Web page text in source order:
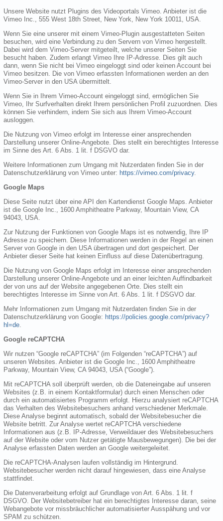
Unsere Website nutzt Plugins des Videoportals Vimeo. Anbieter ist die
Vimeo Inc., 555 West 18th Street, New York, New York 10011, USA.
Wenn Sie eine unserer mit einem Vimeo-Plugin ausgestatteten Seiten
besuchen, wird eine Verbindung zu den Servern von Vimeo hergestellt.
Dabei wird dem Vimeo-Server mitgeteilt, welche unserer Seiten Sie
besucht haben. Zudem erlangt Vimeo Ihre IP-Adresse. Dies gilt auch
dann, wenn Sie nicht bei Vimeo eingeloggt sind oder keinen Account bei
Vimeo besitzen. Die von Vimeo erfassten Informationen werden an den
Vimeo-Server in den USA übermittelt.
Wenn Sie in Ihrem Vimeo-Account eingeloggt sind, ermöglichen Sie
Vimeo, Ihr Surfverhalten direkt Ihrem persönlichen Profil zuzuordnen. Dies
können Sie verhindern, indem Sie sich aus Ihrem Vimeo-Account
ausloggen.
Die Nutzung von Vimeo erfolgt im Interesse einer ansprechenden
Darstellung unserer Online-Angebote. Dies stellt ein berechtigtes Interesse
im Sinne des Art. 6 Abs. 1 lit. f DSGVO dar.
Weitere Informationen zum Umgang mit Nutzerdaten finden Sie in der
Datenschutzerklärung von Vimeo unter: https://vimeo.com/privacy.
Google Maps
Diese Seite nutzt über eine API den Kartendienst Google Maps. Anbieter
ist die Google Inc., 1600 Amphitheatre Parkway, Mountain View, CA
94043, USA.
Zur Nutzung der Funktionen von Google Maps ist es notwendig, Ihre IP
Adresse zu speichern. Diese Informationen werden in der Regel an einen
Server von Google in den USA übertragen und dort gespeichert. Der
Anbieter dieser Seite hat keinen Einfluss auf diese Datenübertragung.
Die Nutzung von Google Maps erfolgt im Interesse einer ansprechenden
Darstellung unserer Online-Angebote und an einer leichten Auffindbarkeit
der von uns auf der Website angegebenen Orte. Dies stellt ein
berechtigtes Interesse im Sinne von Art. 6 Abs. 1 lit. f DSGVO dar.
Mehr Informationen zum Umgang mit Nutzerdaten finden Sie in der
Datenschutzerklärung von Google: https://policies.google.com/privacy?
hl=de
Google reCAPTCHA
Wir nutzen “Google reCAPTCHA” (im Folgenden “reCAPTCHA”) auf
unseren Websites. Anbieter ist die Google Inc., 1600 Amphitheatre
Parkway, Mountain View, CA 94043, USA (“Google”).
Mit reCAPTCHA soll überprüft werden, ob die Dateneingabe auf unseren
Websites (z.B. in einem Kontaktformular) durch einen Menschen oder
durch ein automatisiertes Programm erfolgt. Hierzu analysiert reCAPTCHA
das Verhalten des Websitebesuchers anhand verschiedener Merkmale.
Diese Analyse beginnt automatisch, sobald der Websitebesucher die
Website betritt. Zur Analyse wertet reCAPTCHA verschiedene
Informationen aus (z.B. IP-Adresse, Verweildauer des Websitebesuchers
auf der Website oder vom Nutzer getätigte Mausbewegungen). Die bei der
Analyse erfassten Daten werden an Google weitergeleitet.
Die reCAPTCHA-Analysen laufen vollständig im Hintergrund.
Websitebesucher werden nicht darauf hingewiesen, dass eine Analyse
stattfindet.
Die Datenverarbeitung erfolgt auf Grundlage von Art. 6 Abs. 1 lit. f
DSGVO. Der Websitebetreiber hat ein berechtigtes Interesse daran, seine
Webangebote vor missbräuchlicher automatisierter Ausspähung und vor
SPAM zu schützen.